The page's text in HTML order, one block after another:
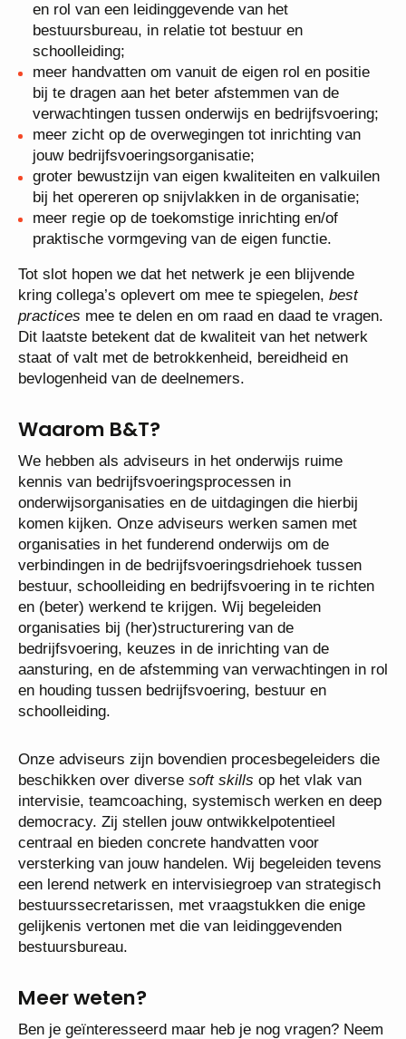
en rol van een leidinggevende van het
bestuursbureau, in relatie tot bestuur en
schoolleiding;
meer handvatten om vanuit de eigen rol en positie
bij te dragen aan het beter afstemmen van de
verwachtingen tussen onderwijs en bedrijfsvoering;
meer zicht op de overwegingen tot inrichting van
jouw bedrijfsvoeringsorganisatie;
groter bewustzijn van eigen kwaliteiten en valkuilen
bij het opereren op snijvlakken in de organisatie;
meer regie op de toekomstige inrichting en/of
praktische vormgeving van de eigen functie.
Tot slot hopen we dat het netwerk je een blijvende
kring collega’s oplevert om mee te spiegelen, best
practices mee te delen en om raad en daad te vragen.
Dit laatste betekent dat de kwaliteit van het netwerk
staat of valt met de betrokkenheid, bereidheid en
bevlogenheid van de deelnemers.
Waarom B&T?
We hebben als adviseurs in het onderwijs ruime
kennis van bedrijfsvoeringsprocessen in
onderwijsorganisaties en de uitdagingen die hierbij
komen kijken. Onze adviseurs werken samen met
organisaties in het funderend onderwijs om de
verbindingen in de bedrijfsvoeringsdriehoek tussen
bestuur, schoolleiding en bedrijfsvoering in te richten
en (beter) werkend te krijgen. Wij begeleiden
organisaties bij (her)structurering van de
bedrijfsvoering, keuzes in de inrichting van de
aansturing, en de afstemming van verwachtingen in rol
en houding tussen bedrijfsvoering, bestuur en
schoolleiding.
Onze adviseurs zijn bovendien procesbegeleiders die
beschikken over diverse soft skills op het vlak van
intervisie, teamcoaching, systemisch werken en deep
democracy. Zij stellen jouw ontwikkelpotentieel
centraal en bieden concrete handvatten voor
versterking van jouw handelen. Wij begeleiden tevens
een lerend netwerk en intervisiegroep van strategisch
bestuurssecretarissen, met vraagstukken die enige
gelijkenis vertonen met die van leidinggevenden
bestuursbureau.
Meer weten?
Ben je geïnteresseerd maar heb je nog vragen? Neem